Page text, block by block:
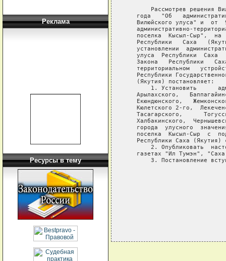
Реклама
Ресурсы в тему
Рассмотрев решения
года   "Об
Вилюйского улуса" и  от
административно-
поселка  Кысыл-Сыр",  на
Республики   Саха
установлении
улуса  Республики  Саха
Закона   Республики
территориальном
Республики
   (Якутия) постановляет:
1. Установить
Арылахского,
Екюндюнского,
Кюлетского 2-го,
Тасагарского,
Халбакинского,
города  улусного
поселка  Кысыл-Сыр  с
Республики Саха (Якутия)
2. Опубликовать
газетах "Ил Тумэн",
3. Постановление